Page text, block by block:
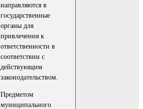
направляются в
государственные
органы для
привлечения к
ответственности в
соответствии с
действующим
законодательством.
Предметом
муниципального